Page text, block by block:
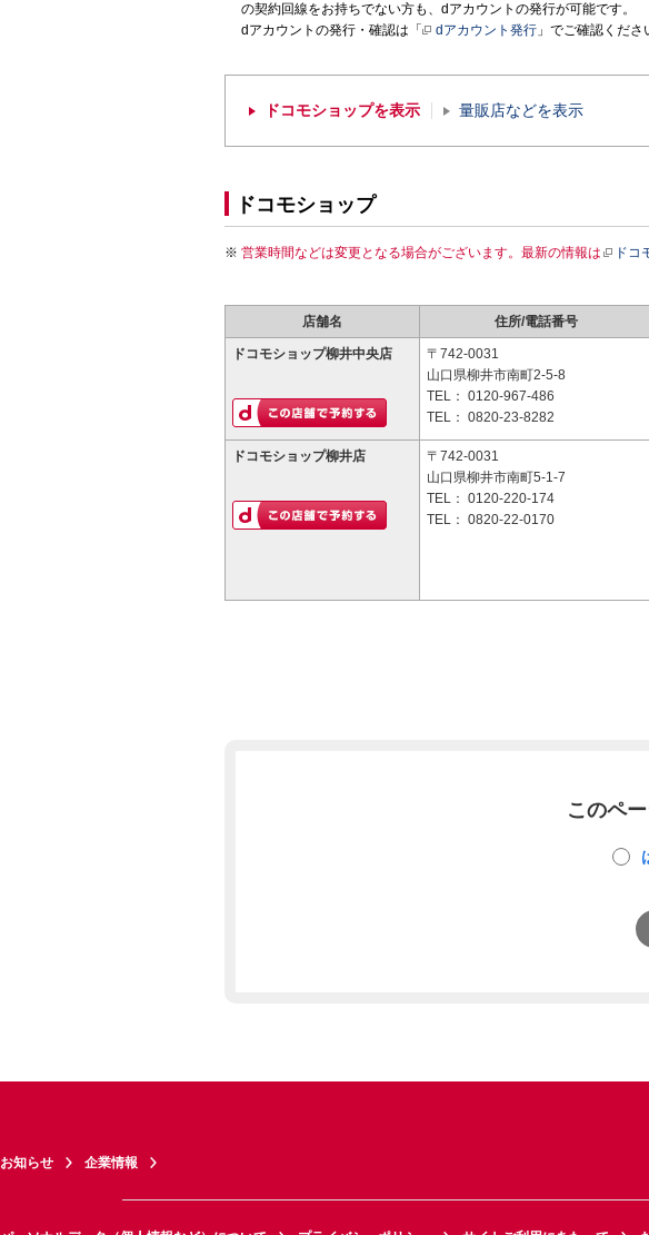
の契約回線をお持ちでない方も、dアカウントの発行が可能です。
dアカウントの発行・確認は「
dアカウント発行 」でご確認くださ
ドコモショップを表示 量販店などを表示
ドコモショップ
営業時間などは変更となる場合がございます。最新の情報は ドコ
店舗名 住所/電話番号
ドコモショップ柳井中央店
〒742-0031
山口県柳井市南町2-5-8
TEL： 0120-967-486
TEL： 0820-23-8282
ドコモショップ柳井店
〒742-0031
山口県柳井市南町5-1-7
TEL： 0120-220-174
TEL： 0820-22-0170
このペ
お知らせ 企業情報